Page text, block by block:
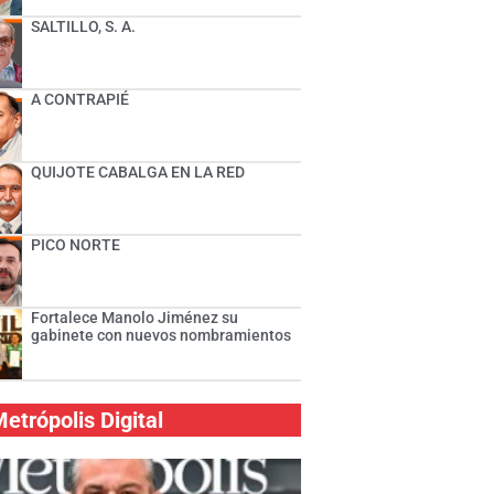
SALTILLO, S. A.
A CONTRAPIÉ
QUIJOTE CABALGA EN LA RED
PICO NORTE
Fortalece Manolo Jiménez su
gabinete con nuevos nombramientos
Digital